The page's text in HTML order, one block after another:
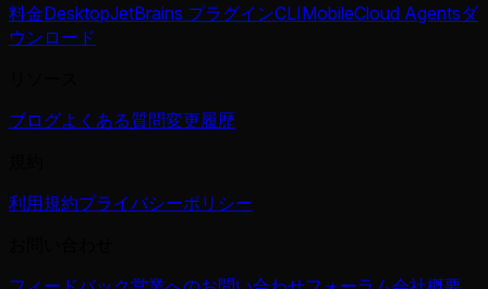
料金DesktopJetBrains プラグインCLIMobileCloud Agentsダ
ウンロード
ブログよくある質問変更履歴
利用規約プライバシーポリシー